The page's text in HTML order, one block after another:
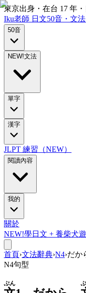
東京出身・在台 17 年
Iku老師 日文50音・文
50音
NEW!文法
單字
漢字
JLPT 練習（NEW）
閱讀內容
我的
關於
NEW!學日文 + 養柴犬
首頁›文法辭典›N4›だか
N4句型
ぶん